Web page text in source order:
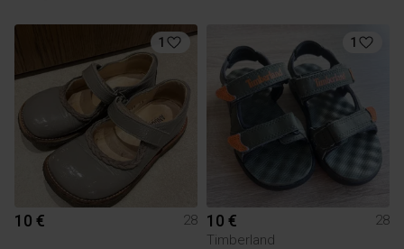
1
10 € 28
1
10 €
28
Timberland